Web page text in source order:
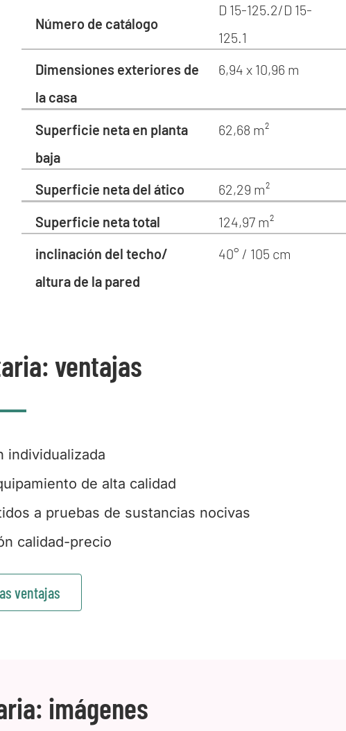
Número de catálogo
D 15-125.2/D 15-
125.1
Dimensiones exteriores de
la casa
6,94 x 10,96 m
Superficie neta en planta
baja
62,68 m²
Superficie neta del ático
62,29 m²
Superficie neta total
124,97 m²
inclinación del techo/
altura de la pared
40° / 105 cm
ventajas
individualizada
de alta calidad
a pruebas de sustancias nocivas
calidad-precio
ventajas
imágenes